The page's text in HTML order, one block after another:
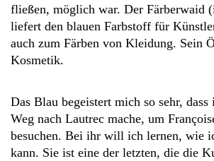
fließen, möglich war. Der Färberwaid
liefert den blauen Farbstoff für
auch zum Färben von Kleidung. Sein
Kosmetik.
Das Blau begeistert mich so sehr,
Weg nach Lautrec mache, um
besuchen. Bei ihr will ich lernen, wie
kann. Sie ist eine der letzten, die die